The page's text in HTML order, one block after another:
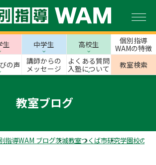
生 中学生 高校生
個別指導
WAMの特徴
の声
講師からの
メッセージ
よくある質問
入塾について
教室検索
教室ブログ
指導WAM ブログ茨城教室つくば市研究学園校のス